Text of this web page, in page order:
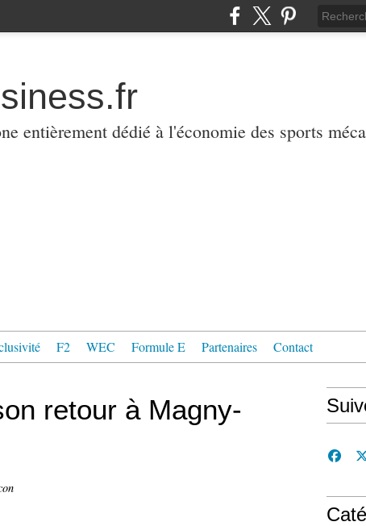
entièrement dédié à l'économie des sports
F2 WEC Formule E Partenaires Contact
retour à Magny-